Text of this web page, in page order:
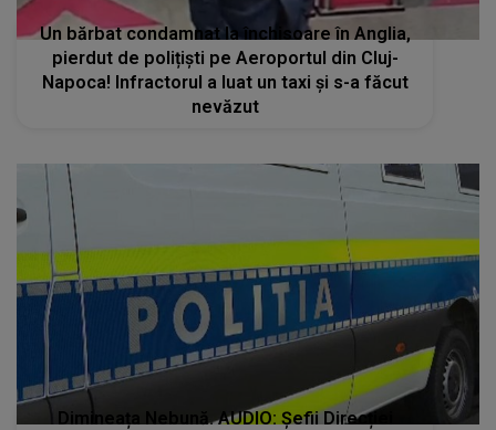
Un bărbat condamnat la închisoare în Anglia,
pierdut de polițiști pe Aeroportul din Cluj-
Napoca! Infractorul a luat un taxi și s-a făcut
nevăzut
Dimineața Nebună. AUDIO: Șefii Direcției